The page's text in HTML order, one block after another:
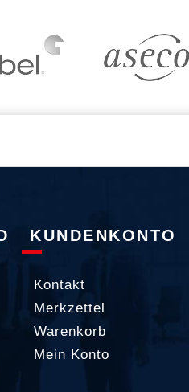
KUNDENKONTO
Kontakt
Merkzettel
Warenkorb
Mein Konto